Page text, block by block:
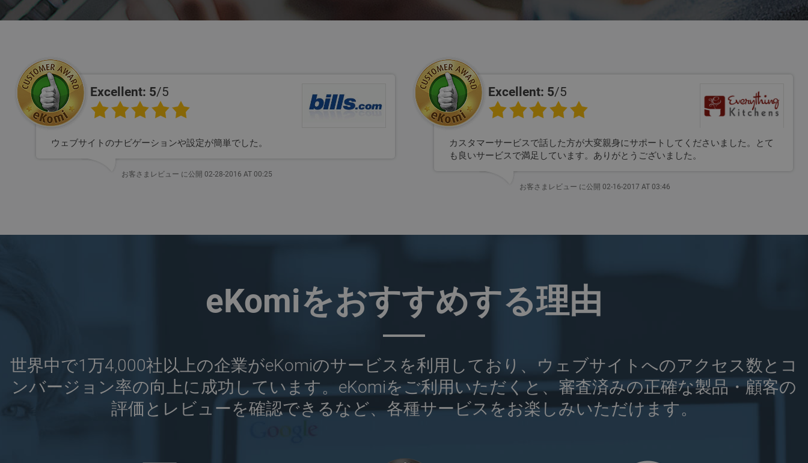
Excellent: 5/5
ウェブサイトのナビゲーションや設定が簡単でした。
お客さまレビュー に公開 02-28-2016 AT 00:25
Excellent: 5/5
カスタマーサービスで話した方が大変親身にサポートしてくださいました。とて
も良いサービスで満足しています。ありがとうございました。
お客さまレビュー に公開 02-16-2017 AT 03:46
eKomiをおすすめする理由
世界中で1万4,000社以上の企業がeKomiのサービスを利用しており、ウェブサイトへのアクセス数とコ
ンバージョン率の向上に成功しています。eKomiをご利用いただくと、審査済みの正確な製品・顧客の
評価とレビューを確認できるなど、各種サービスをお楽しみいただけます。